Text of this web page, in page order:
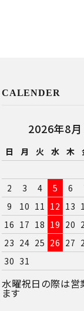
CALENDER
2026年8月
日 月 火 水 木
2
3 4 5 6
9
10 11 12 13
16 17 18 19 20
23 24 25 26 27
30 31
水曜祝日の際は営
ます